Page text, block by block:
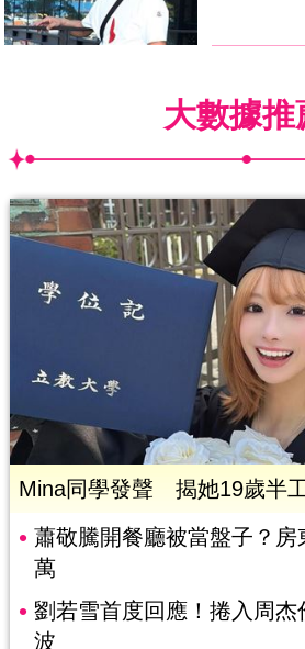
大數據推
Mina同學發聲 揭她19歲半
蕭敬騰開餐廳被當盤子？房
萬
劉若雪首度回應！捲入周杰
波